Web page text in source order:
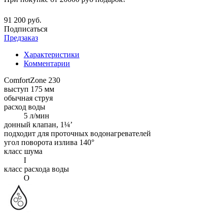
91 200 руб.
Подписаться
Предзаказ
Характеристики
Комментарии
ComfortZone 230
выступ 175 мм
обычная струя
расход воды
5 л/мин
донный клапан, 1¼’
подходит для проточных водонагревателей
угол поворота излива 140°
класс шума
I
класс расхода воды
O